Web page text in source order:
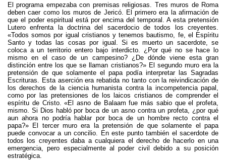
El programa empezaba con premisas religiosas. Tres muros de Roma
deben caer como los muros de Jericó. El primero era la afirmación de
que el poder espiritual está por encima del temporal. A esta pretensión
Lutero enfrenta la doctrina del sacerdocio de todos los creyentes.
«Todos somos por igual cristianos y tenemos bautismo, fe, el Espíritu
Santo y todas las cosas por igual. Si es muerto un sacerdote, se
coloca a un territorio entero bajo interdicto. ¿Por qué no se hace lo
mismo en el caso de un campesino? ¿De dónde viene esta gran
distinción entre los que se llaman cristianos?» El segundo muro era la
pretensión de que solamente el papa podía interpretar las Sagradas
Escrituras. Esta aserción era rebatida no tanto con la reivindicación de
los derechos de la ciencia humanista contra la incompetencia papal,
como por las pretensiones de los laicos cristianos de comprender el
espíritu de Cristo. «El asno de Balaam fue más sabio que el profeta,
mismo. Si Dios habló por boca de un asno contra un profeta, ¿por qué
aun ahora no podría hablar por boca de un hombre recto contra el
papa?» El tercer muro era la pretensión de que solamente el papa
puede convocar a un concilio. En este punto también el sacerdote de
todos los creyentes daba a cualquiera el derecho de hacerlo en una
emergencia, pero especialmente al poder civil debido a su posición
estratégica.